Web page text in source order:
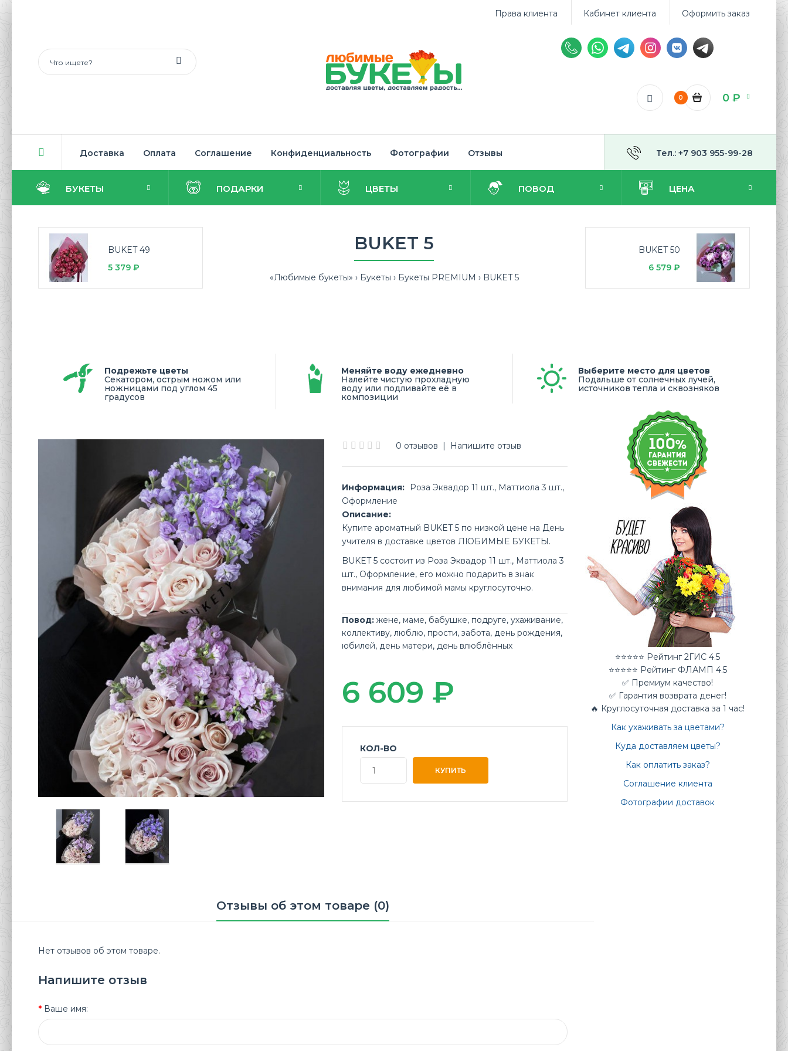
Права клиента Кабинет клиента Оформить заказ
0 0 ₽
Доставка Оплата Соглашение Конфиденциальность Фотографии Отзывы Тел.: +7 903 955-99-28
БУКЕТЫ ПОДАРКИ ЦВЕТЫ ПОВОД ЦЕНА
BUKET 49
5 379 ₽
BUKET 5
«Любимые букеты» Букеты Букеты PREMIUM BUKET 5
BUKET 50
6 579 ₽
Подрежьте цветы
Секатором, острым ножом или
ножницами под углом 45
градусов
Меняйте воду ежедневно
Налейте чистую прохладную
воду или подливайте её в
композиции
Выберите место для цветов
Подальше от солнечных лучей,
источников тепла и сквозняков
0 отзывов | Напишите отзыв
Информация:
Роза Эквадор 11 шт., Маттиола 3 шт.,
Оформление
Описание:
Купите ароматный BUKET 5 по низкой цене на День
учителя в доставке цветов ЛЮБИМЫЕ БУКЕТЫ.
BUKET 5 состоит из Роза Эквадор 11 шт., Маттиола 3
шт., Оформление, его можно подарить в знак
внимания для любимой мамы круглосуточно.
Повод: жене, маме, бабушке, подруге,ухаживание,
коллективу,люблю, прости,забота, день рождения,
юбилей, день матери, день влюблённых
6 609 ₽
КОЛ-ВО
Отзывы об этом товаре (0)
Нет отзывов об этом товаре.
Напишите отзыв
Ваше имя:
⭐⭐⭐⭐⭐ Рейтинг 2ГИС 4.5
⭐⭐⭐⭐⭐ Рейтинг ФЛАМП 4.5
✅ Премиум качество!
✅ Гарантия возврата денег!
🔥 Круглосуточная доставка за 1 час!
Как ухаживать за цветами?
Куда доставляем цветы?
Как оплатить заказ?
Соглашение клиента
Фотографии доставок